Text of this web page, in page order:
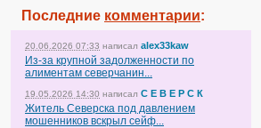
Последние комментарии:
20.06.2026 07:33 написал alex33kaw
Из-за крупной задолженности по
алиментам северчанин...
19.05.2026 14:30 написал С Е В Е Р С К
Житель Северска под давлением
мошенников вскрыл сейф...